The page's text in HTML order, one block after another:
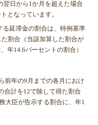
翌日から1か月を超えた場合
となっています。
る延滞金の割合は、特例基準
割合（当該加算した割合が
年14.6パーセントの割合）
前年の9月までの各月におけ
合計を12で除して得た割合
大臣が告示する割合に、年1